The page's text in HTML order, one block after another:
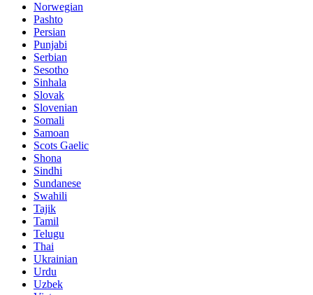
Norwegian
Pashto
Persian
Punjabi
Serbian
Sesotho
Sinhala
Slovak
Slovenian
Somali
Samoan
Scots Gaelic
Shona
Sindhi
Sundanese
Swahili
Tajik
Tamil
Telugu
Thai
Ukrainian
Urdu
Uzbek